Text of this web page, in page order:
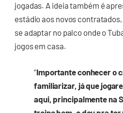
jogadas. A ideia também é
estádio aos novos
se adaptar no palco onde o
jogos em casa.
“Importante conhecer o
familiarizar, já que
aqui, principalmente na